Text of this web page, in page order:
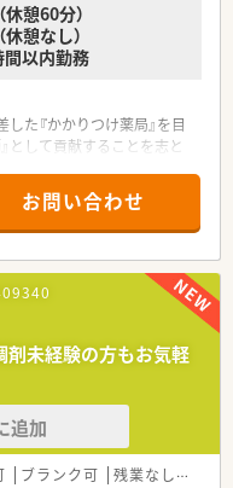
憩60分）
なし）
以内勤務
た『かかりつけ薬局』を目
として貢献することを志と
おり、震災当時は同社を筆
非常に有名です。そうした
なくなく、ファンの多い代表
≫
伴う異動や転勤なく、腰を
行っておりますので、自然
でかかりつけ薬剤師を目指
す。
しており、薬剤師の業務効率
増やせるように考慮してい
お問い合わせ
剤未経験の方もお気軽
追加
ブランク可 残業なし(ほぼなし含む)